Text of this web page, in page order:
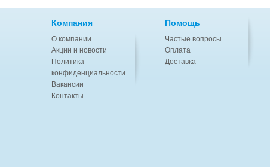
Компания
О компании
Акции и новости
Политика
конфиденциальности
Вакансии
Контакты
Помощь
Частые вопросы
Оплата
Доставка